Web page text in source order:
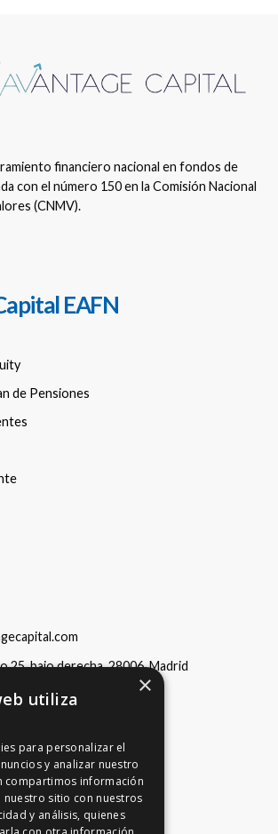
financiero nacional en fondos de
con el número 150 en la Comisión Nacional
(CNMV).
EAFN
de Pensiones
25, bajo derecha, 28006, Madrid
×
utiliza
para personalizar el
y analizar nuestro
compartimos información
nuestro sitio con nuestros
y análisis, quienes